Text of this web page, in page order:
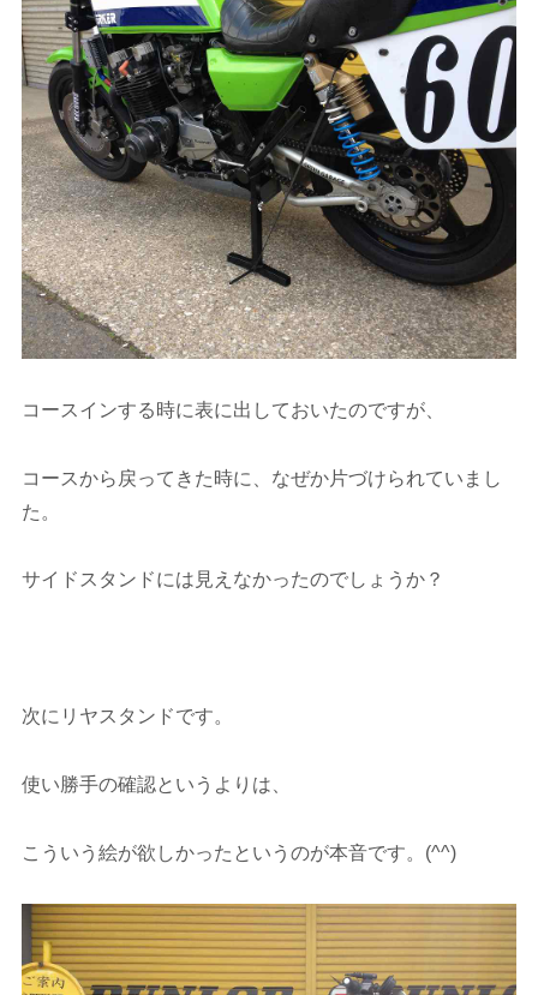
コースインする時に表に出しておいたのですが、
コースから戻ってきた時に、なぜか片づけられていまし
た。
サイドスタンドには見えなかったのでしょうか？
次にリヤスタンドです。
使い勝手の確認というよりは、
こういう絵が欲しかったというのが本音です。(^^)